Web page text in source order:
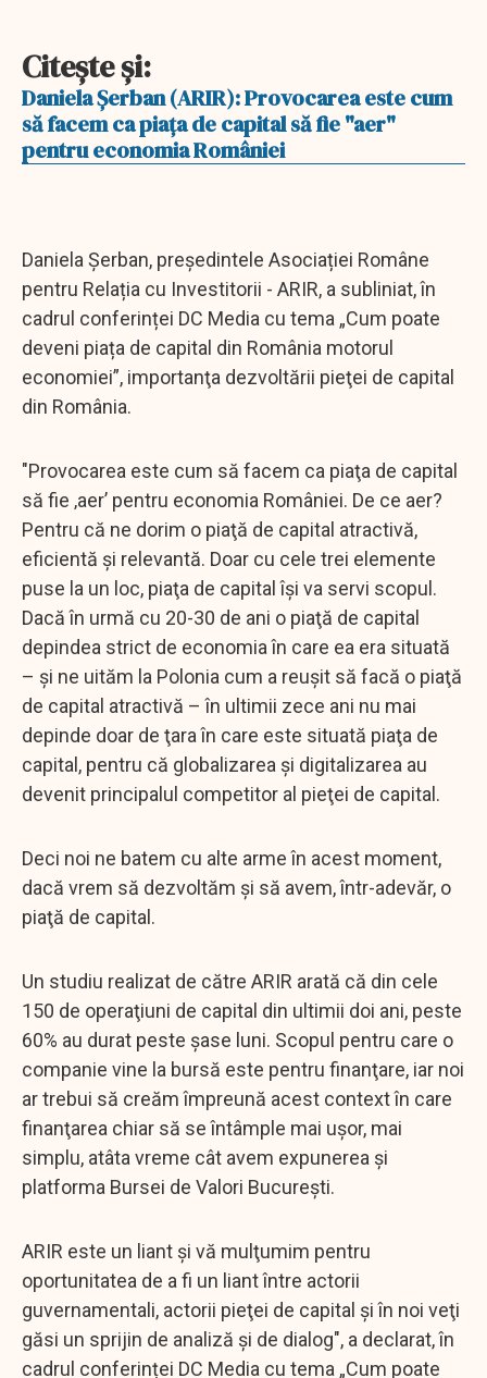
Citeşte şi:
Daniela Şerban (ARIR): Provocarea este cum
să facem ca piaţa de capital să fie "aer"
pentru economia României
Daniela Șerban, președintele Asociației Române
pentru Relația cu Investitorii - ARIR, a subliniat, în
cadrul conferinței DC Media cu tema „Cum poate
deveni piața de capital din România motorul
economiei”, importanţa dezvoltării pieţei de capital
din România.
"Provocarea este cum să facem ca piaţa de capital
să fie ‚aer’ pentru economia României. De ce aer?
Pentru că ne dorim o piaţă de capital atractivă,
eficientă şi relevantă. Doar cu cele trei elemente
puse la un loc, piaţa de capital îşi va servi scopul.
Dacă în urmă cu 20-30 de ani o piaţă de capital
depindea strict de economia în care ea era situată
– şi ne uităm la Polonia cum a reuşit să facă o piaţă
de capital atractivă – în ultimii zece ani nu mai
depinde doar de ţara în care este situată piaţa de
capital, pentru că globalizarea şi digitalizarea au
devenit principalul competitor al pieţei de capital.
Deci noi ne batem cu alte arme în acest moment,
dacă vrem să dezvoltăm şi să avem, într-adevăr, o
piaţă de capital.
Un studiu realizat de către ARIR arată că din cele
150 de operaţiuni de capital din ultimii doi ani, peste
60% au durat peste şase luni. Scopul pentru care o
companie vine la bursă este pentru finanţare, iar noi
ar trebui să creăm împreună acest context în care
finanţarea chiar să se întâmple mai uşor, mai
simplu, atâta vreme cât avem expunerea şi
platforma Bursei de Valori Bucureşti.
ARIR este un liant şi vă mulţumim pentru
oportunitatea de a fi un liant între actorii
guvernamentali, actorii pieţei de capital şi în noi veţi
găsi un sprijin de analiză şi de dialog", a declarat, în
cadrul conferinței DC Media cu tema „Cum poate